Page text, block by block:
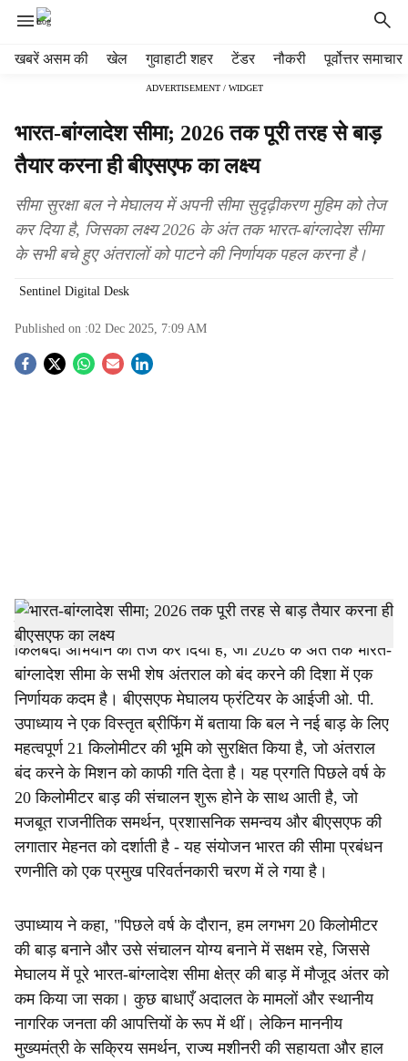
खबरें असम की खेल गुवाहाटी शहर टेंडर नौकरी पूर्वोत्तर समाचार
ADVERTISEMENT / WIDGET
भारत-बांग्लादेश सीमा; 2026 तक पूरी तरह से बाड़
तैयार करना ही बीएसएफ का लक्ष्य
सीमा सुरक्षा बल ने मेघालय में अपनी सीमा सुदृढ़ीकरण मुहिम को तेज
कर दिया है, जिसका लक्ष्य 2026 के अंत तक भारत-बांग्लादेश सीमा
के सभी बचे हुए अंतरालों को पाटने की निर्णायक पहल करना है।
Sentinel Digital Desk
Published on :02 Dec 2025, 7:09 AM
S
h
a
r
e
शिलांग: सीमा सुरक्षा बल (बीएसएफ) ने मेघालय में अपनी सीमा
किलेबंदी अभियान को तेज कर दिया है, जो 2026 के अंत तक भारत-
बांग्लादेश सीमा के सभी शेष अंतराल को बंद करने की दिशा में एक
निर्णायक कदम है। बीएसएफ मेघालय फ्रंटियर के आईजी ओ. पी.
उपाध्याय ने एक विस्तृत ब्रीफिंग में बताया कि बल ने नई बाड़ के लिए
महत्वपूर्ण 21 किलोमीटर की भूमि को सुरक्षित किया है, जो अंतराल
बंद करने के मिशन को काफी गति देता है। यह प्रगति पिछले वर्ष के
20 किलोमीटर बाड़ की संचालन शुरू होने के साथ आती है, जो
मजबूत राजनीतिक समर्थन, प्रशासनिक समन्वय और बीएसएफ की
लगातार मेहनत को दर्शाती है - यह संयोजन भारत की सीमा प्रबंधन
रणनीति को एक प्रमुख परिवर्तनकारी चरण में ले गया है।
उपाध्याय ने कहा, "पिछले वर्ष के दौरान, हम लगभग 20 किलोमीटर
की बाड़ बनाने और उसे संचालन योग्य बनाने में सक्षम रहे, जिससे
मेघालय में पूरे भारत-बांग्लादेश सीमा क्षेत्र की बाड़ में मौजूद अंतर को
कम किया जा सका। कुछ बाधाएँ अदालत के मामलों और स्थानीय
नागरिक जनता की आपत्तियों के रूप में थीं। लेकिन माननीय
मुख्यमंत्री के सक्रिय समर्थन, राज्य मशीनरी की सहायता और हाल